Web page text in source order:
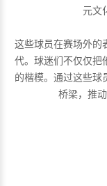
元文
这些球员在赛场外的
代。球迷们不仅仅把
的楷模。通过这些球
桥梁，推